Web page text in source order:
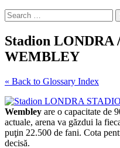
Search
for:
Stadion LONDRA
WEMBLEY
« Back to Glossary Index
Wembley are o capacitate de
actuale, arena va găzdui la
puţin 22.500 de fani. Cota
decisă.